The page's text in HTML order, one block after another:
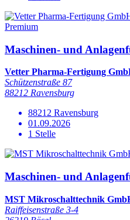
Premium
Maschinen- und
Vetter Pharma-Fertigung
Schützenstraße 87
88212 Ravensburg
88212 Ravensburg
01.09.2026
1 Stelle
Maschinen- und
MST Mikroschalttechnik
Raiffeisenstraße 3-4